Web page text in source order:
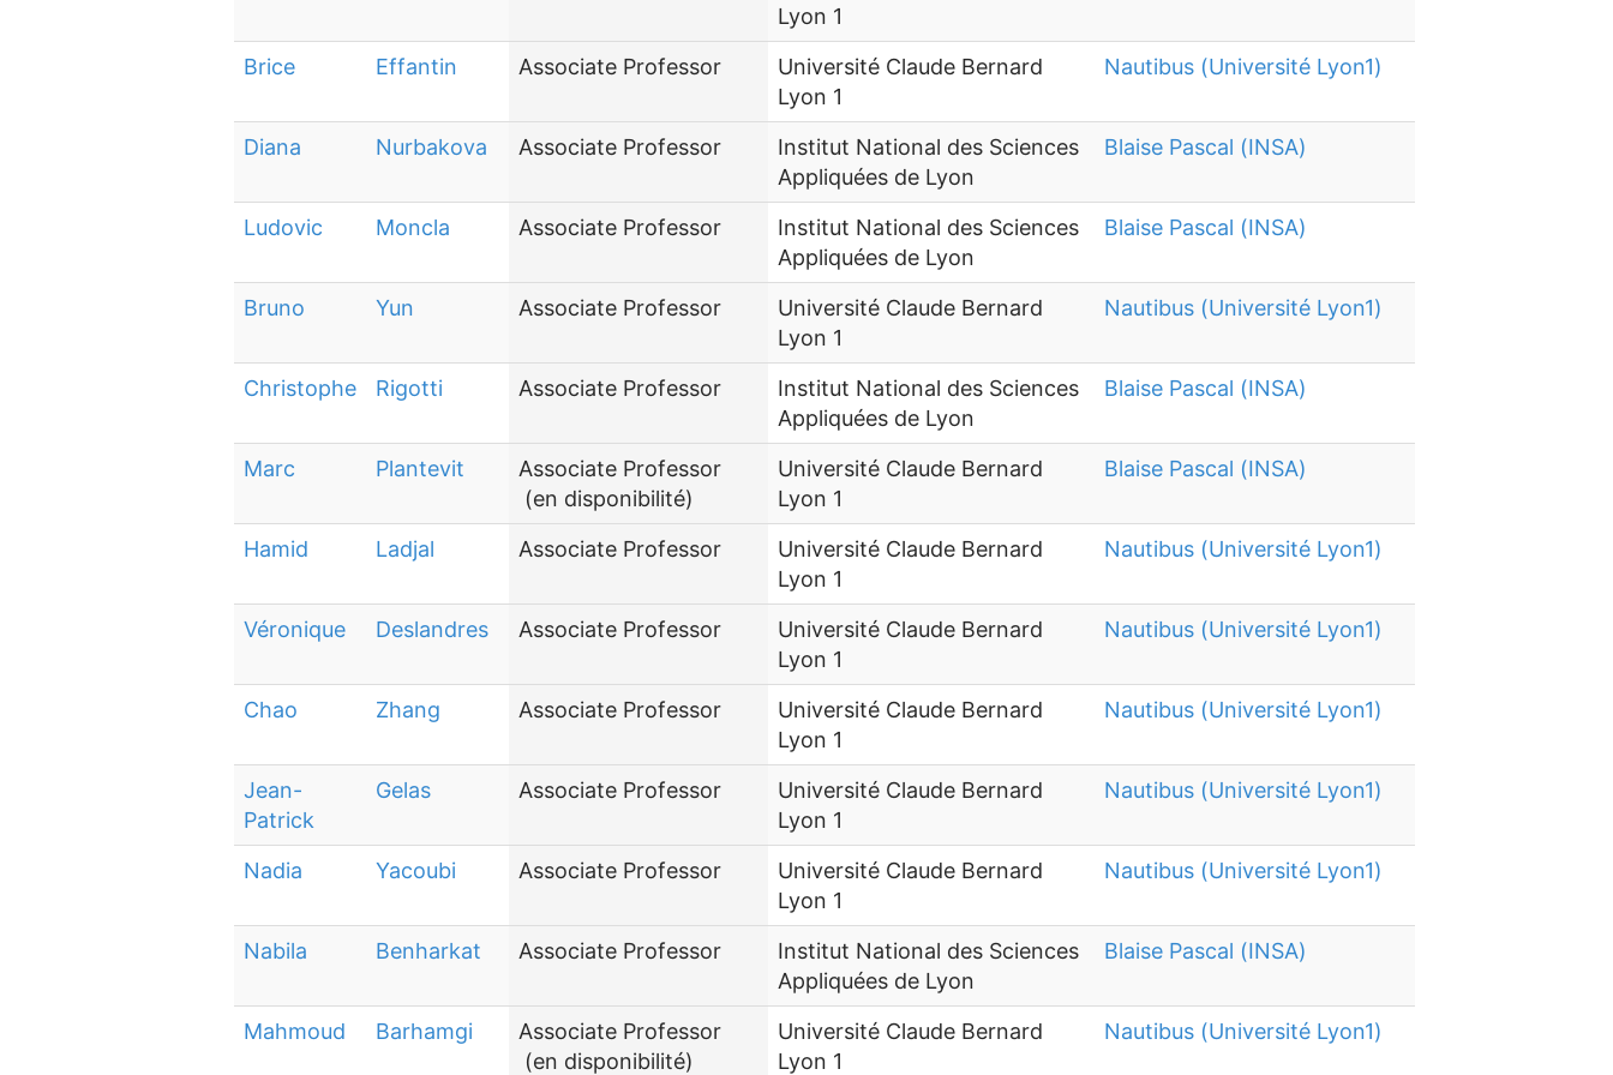
Lyon 1
Brice Effantin Associate Professor
Université Claude Bernard
Lyon 1
Nautibus (Université Lyon1)
Diana Nurbakova Associate Professor
Institut National des Sciences
Appliquées de Lyon
Blaise Pascal (INSA)
Ludovic Moncla Associate Professor
Institut National des Sciences
Appliquées de Lyon
Blaise Pascal (INSA)
Bruno Yun Associate Professor
Université Claude Bernard
Lyon 1
Nautibus (Université Lyon1)
Christophe Rigotti Associate Professor
Institut National des Sciences
Appliquées de Lyon
Blaise Pascal (INSA)
Marc Plantevit
Associate Professor
(en disponibilité)
Université Claude Bernard
Lyon 1
Blaise Pascal (INSA)
Hamid Ladjal Associate Professor
Université Claude Bernard
Lyon 1
Nautibus (Université Lyon1)
Véronique Deslandres Associate Professor
Université Claude Bernard
Lyon 1
Nautibus (Université Lyon1)
Chao Zhang Associate Professor
Université Claude Bernard
Lyon 1
Nautibus (Université Lyon1)
Jean-
Patrick
Gelas Associate Professor
Université Claude Bernard
Lyon 1
Nautibus (Université Lyon1)
Nadia Yacoubi Associate Professor
Université Claude Bernard
Lyon 1
Nautibus (Université Lyon1)
Nabila Benharkat Associate Professor
Institut National des Sciences
Appliquées de Lyon
Blaise Pascal (INSA)
Mahmoud Barhamgi
Associate Professor
(en disponibilité)
Université Claude Bernard
Lyon 1
Nautibus (Université Lyon1)